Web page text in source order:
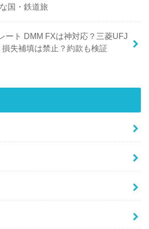
国・鉄道旅
ート DMM FXは神対応？三菱UFJ
失補填は禁止？約款も検証